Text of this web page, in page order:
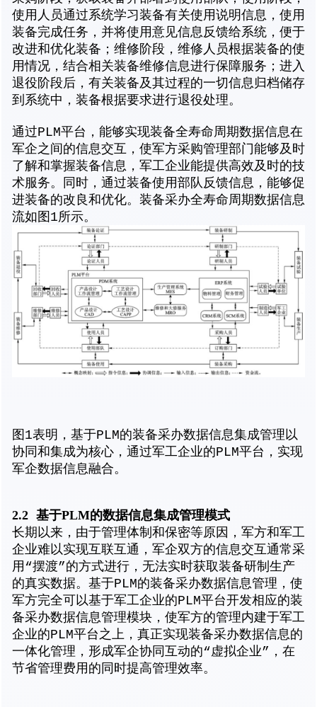
使用人员通过系统学习装备有关使用说明信息，使用
装备完成任务，并将使用意见信息反馈给系统，便于
改进和优化装备；维修阶段，维修人员根据装备的使
用情况，结合相关装备维修信息进行保障服务；进入
退役阶段后，有关装备及其过程的一切信息归档储存
到系统中，装备根据要求进行退役处理。
通过PLM平台，能够实现装备全寿命周期数据信息在
军企之间的信息交互，使军方采购管理部门能够及时
了解和掌握装备信息，军工企业能提供高效及时的技
术服务。同时，通过装备使用部队反馈信息，能够促
进装备的改良和优化。装备采办全寿命周期数据信息
流如图1所示。
图1表明，基于PLM的装备采办数据信息集成管理以
协同和集成为核心，通过军工企业的PLM平台，实现
军企数据信息融合。
2.2 基于PLM的数据信息集成管理模式
长期以来，由于管理体制和保密等原因，军方和军工
企业难以实现互联互通，军企双方的信息交互通常采
用“摆渡”的方式进行，无法实时获取装备研制生产
的真实数据。基于PLM的装备采办数据信息管理，使
军方完全可以基于军工企业的PLM平台开发相应的装
备采办数据信息管理模块，使军方的管理内建于军工
企业的PLM平台之上，真正实现装备采办数据信息的
一体化管理，形成军企协同互动的“虚拟企业”，在
节省管理费用的同时提高管理效率。